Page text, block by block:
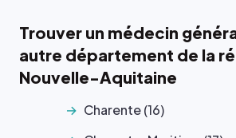
Trouver un médecin
autre département de la
Nouvelle-Aquitaine
Charente (16)